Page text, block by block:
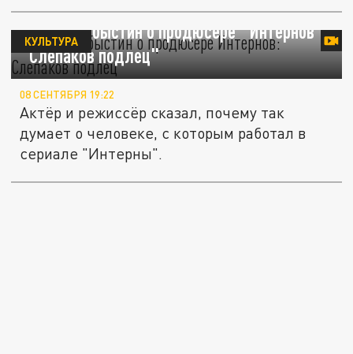
Иван Охлобыстин о продюсере "Интернов":
"Слепаков подлец"
КУЛЬТУРА
08 СЕНТЯБРЯ 19:22
Актёр и режиссёр сказал, почему так
думает о человеке, с которым работал в
сериале "Интерны".